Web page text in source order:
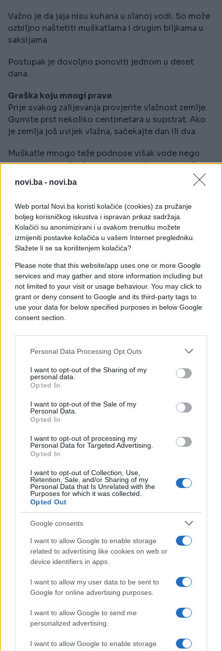
novi.ba - novi.ba
Web portal Novi.ba koristi kolačiće (cookies) za pružanje
boljeg korisničkog iskustva i ispravan prikaz sadržaja.
Kolačići su anonimizirani i u svakom trenutku možete
izmijeniti postavke kolačića u vašem Internet pregledniku.
Slažete li se sa korištenjem kolačića?
Please note that this website/app uses one or more Google
services and may gather and store information including but
not limited to your visit or usage behaviour. You may click to
grant or deny consent to Google and its third-party tags to
use your data for below specified purposes in below Google
consent section.
Personal Data Processing Opt Outs
I want to opt-out of the Sharing of my
personal data.
Opted In
I want to opt-out of the Sale of my
Personal Data.
Opted In
I want to opt-out of processing my
Personal Data for Targeted Advertising.
Opted In
I want to opt-out of Collection, Use,
Retention, Sale, and/or Sharing of my
Personal Data that Is Unrelated with the
Purposes for which it was collected.
Opted Out
Google consents
I want to allow Google to enable storage
related to advertising like cookies on web or
device identifiers in apps.
I want to allow my user data to be sent to
Google for online advertising purposes.
I want to allow Google to send me
personalized advertising.
I want to allow Google to enable storage
Važno je da jaja nisu kuhana u slanoj vodi. So može
ozbiljno naštetiti muškatlama i drugim biljkama u
saksijama.
Postupak je dovoljno ponoviti jednom u deset
dana.
Greška koju mnogi prave
Prije svakog zalijevanja provjerite vlažnost zemlje.
Gurnite prst nekoliko centimetara u supstrat. Ako
je zemlja još uvijek vlažna, sačekajte dan ili dva.
Muškatle mnogo teže podnose višak vode nego
kratkotrajnu sušu. Prekomjerno zalijevanje može
dovesti do truljenja korijena, naročito tokom toplih
Takođe, redovno uklanjajte požutjele listove i
osušene pupoljke. Koristite makaze umjesto
čupanja rukom kako ne biste oštetili stabljiku.
novih listova i cvjetova.
Da li trik djeluje na sve vrste muškatli?
Najbolje rezultate obično daju klasične i viseće
muškatle.
Engleske muškatle sa krupnim cvjetovima često
traže dodatni izvor kalcija, pa neki uzgajivači
lagano umiješaju u površinski sloj zemlje.
nekoliko dana.
Ako je stabljika pri dnu potamnila, omekšala ili
pokazuje znakove truljenja, problem vjerovatno nije
korijena.
U takvim slučajevima voda od kuhanih jaja neće
moći spasiti biljku.
Takođe, ovu vodu ne treba koristiti istovremeno sa
komercijalnim đubrivima. Preporučuje se razmak od
najmanje dvije sedmice između različitih tretmana.
Mnogi iskusni ljubitelji cvijeća koriste ono što bi
kafe ili ohlađen čaj od kamilice često se koriste
kao prirodna pomoć za biljke.
Kalcij iz jaja, magnezij iz kafe i blaga svojstva